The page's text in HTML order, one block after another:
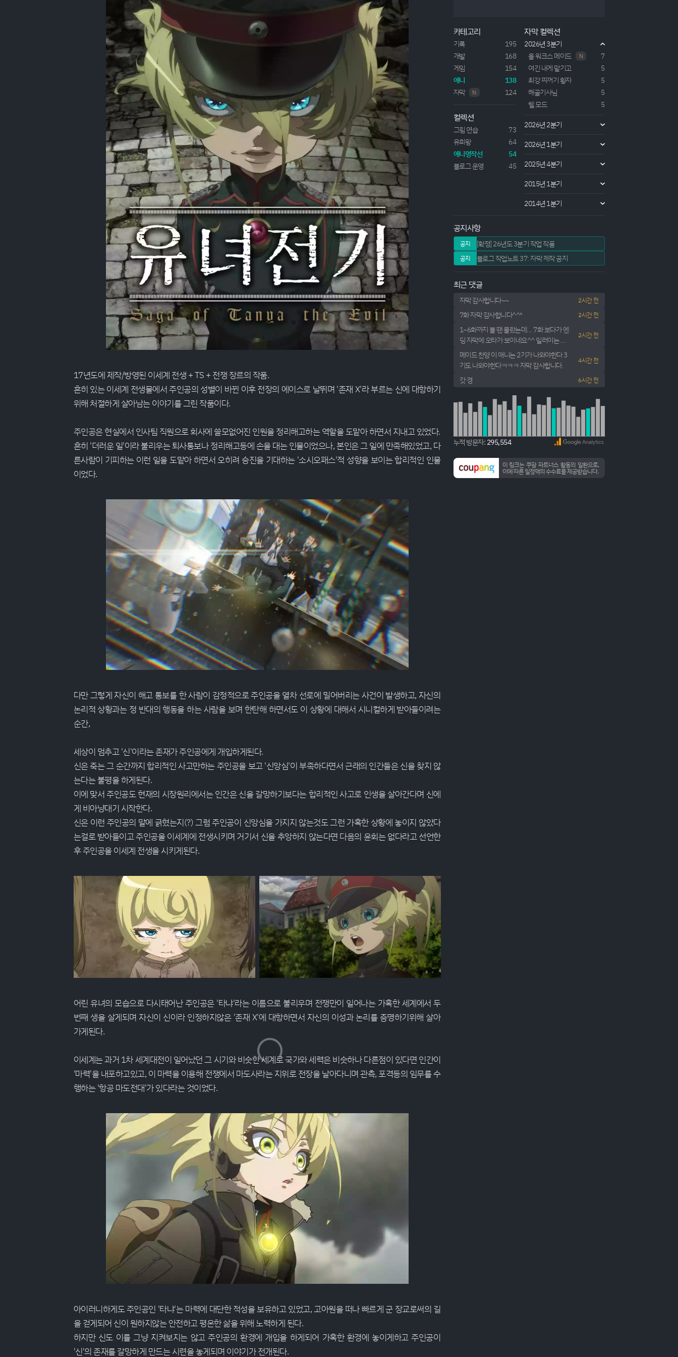
17년도에 제작/방영된 이세계 전생 + TS + 전쟁 장르의 작품.
흔히 있는 이세계 전생물에서 주인공의 성별이 바뀐 이후 전장의 에이스로 날뛰며 '존재 X'라 부르는 신에 대항하기
위해 처절하게 살아남는 이야기를 그린 작품이다.
주인공은 현실에서 인사팀 직원으로 회사에 쓸모없어진 인원을 정리해고하는 역할을 도맡아 하면서 지내고 있었다.
흔히 '더러운 일'이라 불리우는 퇴사통보나 정리해고등에 손을 대는 인물이었으나, 본인은 그 일에 만족해있었고, 다
른사람이 기피하는 이런 일을 도맡아 하면서 오히려 승진을 기대하는 '소시오패스'적 성향을 보이는 합리적인 인물
이었다.
다만 그렇게 자신이 해고 통보를 한 사람이 감정적으로 주인공을 열차 선로에 밀어버리는 사건이 발생하고, 자신의
논리적 상황과는 정 반대의 행동을 하는 사람을 보며 한탄해 하면서도 이 상황에 대해서 시니컬하게 받아들이려는
순간,
세상이 멈추고 '신'이라는 존재가 주인공에게 개입하게된다.
신은 죽는 그 순간까지 합리적인 사고만하는 주인공을 보고 '신앙심'이 부족하다면서 근래의 인간들은 신을 찾지 않
는다는 불평을 하게된다.
이에 맞서 주인공도 현재의 시장원리에서는 인간은 신을 갈망하기보다는 합리적인 사고로 인생을 살아간다며 신에
게 비아냥대기 시작한다.
신은 이런 주인공의 말에 긁혔는지(?) 그럼 주인공이 신앙심을 가지지 않는것도 그런 가혹한 상황에 놓이지 않았다
는걸로 받아들이고 주인공을 이세계에 전생시키며 거기서 신을 추앙하지 않는다면 다음의 윤회는 없다라고 선언한
후 주인공을 이세계 전생을 시키게된다.
어린 유녀의 모습으로 다시태어난 주인공은 '타냐'라는 이름으로 불리우며 전쟁만이 일어나는 가혹한 세계에서 두
번째 생을 살게되며 자신이 신이라 인정하지않은 '존재 X'에 대항하면서 자신의 이성과 논리를 증명하기위해 살아
가게된다.
이세계는 과거 1차 세계대전이 일어났던 그 시기와 비슷한 세계로 국가와 세력은 비슷하나 다른점이 있다면 인간이
'마력'을 내포하고있고, 이 마력을 이용해 전쟁에서 마도사라는 지위로 전장을 날아다니며 관측, 포격등의 임무를 수
행하는 '항공 마도전대'가 있다라는 것이었다.
아이러니하게도 주인공인 '타냐'는 마력에 대단한 적성을 보유하고 있었고, 고아원을 떠나 빠르게 군 장교로써의 길
을 걷게되어 신이 원하지않는 안전하고 평온한 삶을 위해 노력하게 된다.
하지만 신도 이를 그냥 지켜보지는 않고 주인공의 환경에 개입을 하게되어 가혹한 환경에 놓이게하고 주인공이
'신'의 존재를 갈망하게 만드는 시련을 놓게되며 이야기가 전개된다.
작품이다. 이후에 노예시장에서 인생의 단짝인 밀키
트...
카테고리
기록
195
개발
168
게임
154
애니
138
자막
N 124
컬렉션
그림 연습
73
유희왕
64
애니명작선
54
블로그 운영
45
자막 컬렉션
2026년 3분기
올 워크스 메이드
N
7
여긴 내게 맡기고
5
최강 찌꺼기 황자
5
해골기사님
5
헬 모드
5
2026년 2분기
2026년 1분기
2025년 4분기
2015년 1분기
2014년 1분기
공지사항
공지 [확정] 26년도 3분기 작업 작품
공지 블로그 작업노트 37: 자막 제작 공지
최근 댓글
자막 감사합니다~~ 2시간 전
7화 자막 감사합니다^^* 2시간 전
1~6화까지 볼 땐 몰랐는데... 7화 보다가 엔
딩 자막에 오타가 보이네요^^ 일러이는 파
도 -> 일렁이는 파도 맞는 듯 싶네요~~ 그리
고, 6화 내용 중 "저한테 동료가 생잖아요?"
-> "저한테 동료가 생겼잖아요?" 글자가 빠
진 듯 싶습니다~~ 항상 자막 재미있게 잘 보
2시간 전
메이드 찬양 이 애니는 2기가 나와야한다 3
기도 나와야한다ㅋㅋㅋ 자막 감사합니다.
4시간 전
갓 경 6시간 전
누적 방문자: 295,554
이 링크는 쿠팡 파트너스 활동의 일환으로,
이에 따른 일정액의 수수료를 제공받습니다.